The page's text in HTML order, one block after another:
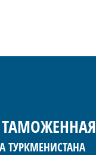
ТАМОЖЕННАЯ
ТУРКМЕНИСТАНА